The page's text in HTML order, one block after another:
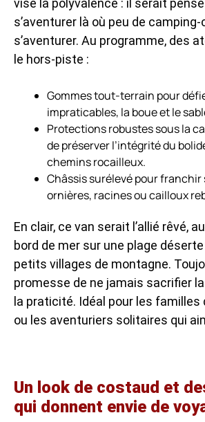
vise la polyvalence : il serait
s’aventurer là où peu de
s’aventurer. Au programme, des
le hors-piste :
Gommes tout-terrain pour
impraticables, la boue et le
Protections robustes sous la
de préserver l’intégrité du
chemins rocailleux.
Châssis surélevé pour
ornières, racines ou cailloux
En clair, ce van serait l’allié rêvé,
bord de mer sur une plage
petits villages de montagne.
promesse de ne jamais sacrifier
la praticité. Idéal pour les
ou les aventuriers solitaires qui
Un look de costaud et
qui donnent envie de